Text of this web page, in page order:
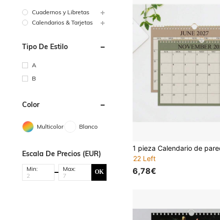
Cuadernos y Libretas
Calendarios & Tarjetas
Tipo De Estilo
A
B
Color
Multicolor Blanco
Escala De Precios (EUR)
Min: Max: OK
#5 Más vendidos
22 Left
#5 Más vendidos
22 Left
#5 Más vendidos
22 Left
6,78€